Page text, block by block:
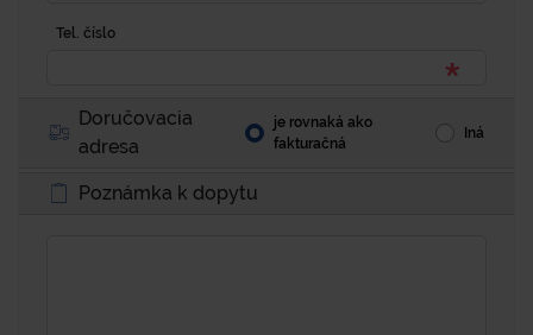
Tel. číslo
Doručovacia
adresa
je rovnaká ako
fakturačná
Iná
Poznámka k dopytu